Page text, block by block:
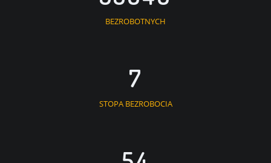
BEZROBOTNYCH
7
STOPA BEZROBOCIA